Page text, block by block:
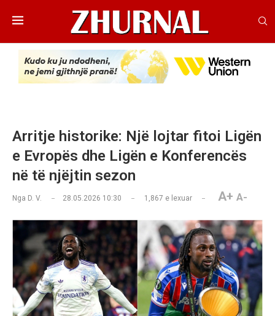
Arritje historike: Një lojtar fitoi Ligën
e Evropës dhe Ligën e Konferencës
në të njëjtin sezon
Nga D. V. 28.05.2026 10:30 1,867 e lexuar A+ A-